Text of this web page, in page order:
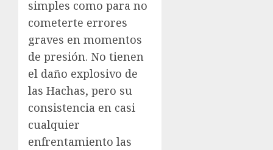
simples como para no
cometerte errores
graves en momentos
de presión. No tienen
el daño explosivo de
las Hachas, pero su
consistencia en casi
cualquier
enfrentamiento las